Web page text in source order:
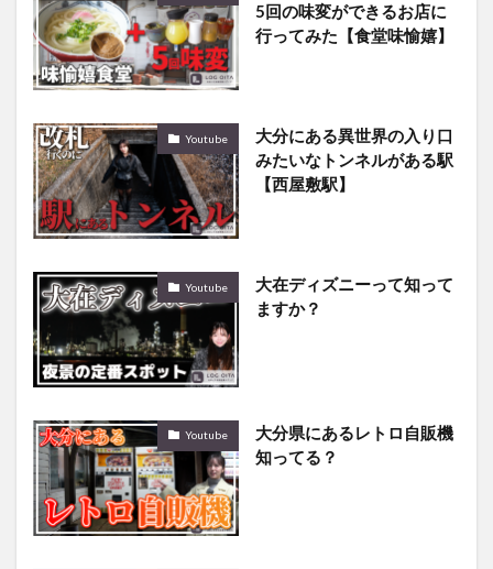
5回の味変ができるお店に
行ってみた【食堂味愉嬉】
Youtube
大分にある異世界の入り口
みたいなトンネルがある駅
【西屋敷駅】
Youtube
大在ディズニーって知って
ますか？
Youtube
大分県にあるレトロ自販機
知ってる？